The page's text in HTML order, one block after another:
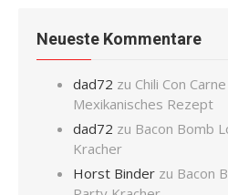
Neueste Kommentare
dad72 zu Chili Con
Mexikanisches Rezept
dad72 zu Bacon Bomb
Kracher
Horst Binder zu Bacon